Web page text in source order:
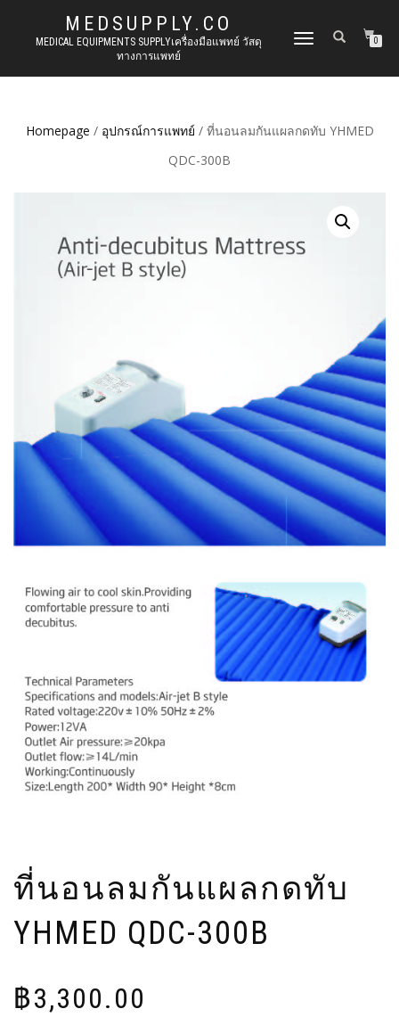
MEDSUPPLY.CO
MEDICAL EQUIPMENTS SUPPLYเครื่องมือแพทย์ วัสดุ
ทางการแพทย์
TOGGLE
0
Homepage / อุปกรณ์การแพทย์ / ที่นอนลมกันแผลกดทับ YHMED
QDC-300B
ที่นอนลมกันแผลกดทับ
YHMED QDC-300B
฿3,300.00